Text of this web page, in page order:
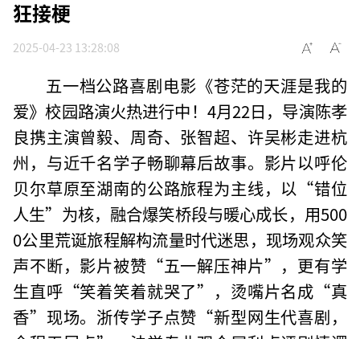
狂接梗
2025-04-23 13:28:08
五一档公路喜剧电影《苍茫的天涯是我的
爱》校园路演火热进行中！4月22日，导演陈孝
良携主演曾毅、周奇、张智超、许吴彬走进杭
州，与近千名学子畅聊幕后故事。影片以呼伦
贝尔草原至湖南的公路旅程为主线，以“错位
人生”为核，融合爆笑桥段与暖心成长，用500
0公里荒诞旅程解构流量时代迷思，现场观众笑
声不断，影片被赞“五一解压神片”，更有学
生直呼“笑着笑着就哭了”，烫嘴片名成“真
香”现场。浙传学子点赞“新型网生代喜剧，